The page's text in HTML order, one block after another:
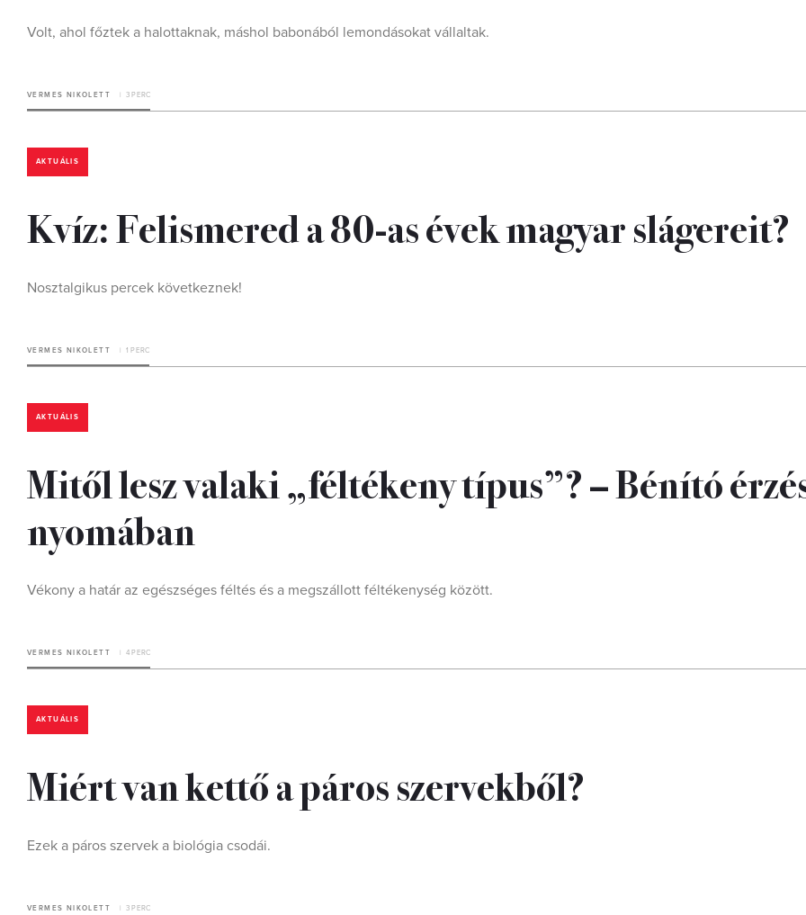
Volt, ahol főztek a halottaknak, máshol babonából lemondásokat vállaltak.
VERMES NIKOLETT 3 PERC
AKTUÁLIS
Kvíz: Felismered a 80-as évek magyar slágereit?
Nosztalgikus percek következnek!
VERMES NIKOLETT 1 PERC
AKTUÁLIS
Mitől lesz valaki „féltékeny típus”? – Bénító
nyomában
Vékony a határ az egészséges féltés és a megszállott féltékenység között.
VERMES NIKOLETT 4 PERC
AKTUÁLIS
Miért van kettő a páros szervekből?
Ezek a páros szervek a biológia csodái.
VERMES NIKOLETT 3 PERC